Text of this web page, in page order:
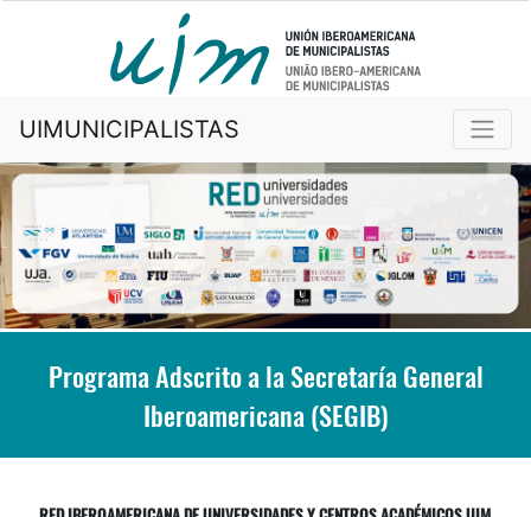
UIMUNICIPALISTAS
Programa Adscrito a la Secretaría General
Iberoamericana (SEGIB)